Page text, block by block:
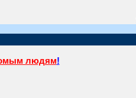
людям!